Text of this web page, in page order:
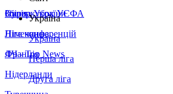
Збірна України
Італія
Німеччина
Франція
Нідерланди
Суперкубок УЄФА
Ліга конференцій
ЛЧ - Top News
Україна
Україна
Перша ліга
Друга ліга